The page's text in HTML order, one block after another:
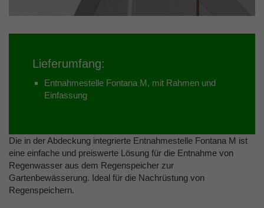
Lieferumfang:
Entnahmestelle Fontana M, mit Rahmen und
Einfassung
Die in der Abdeckung integrierte Entnahmestelle Fontana M ist
eine einfache und preiswerte Lösung für die Entnahme von
Regenwasser aus dem Regenspeicher zur
Gartenbewässerung. Ideal für die Nachrüstung von
Regenspeichern.